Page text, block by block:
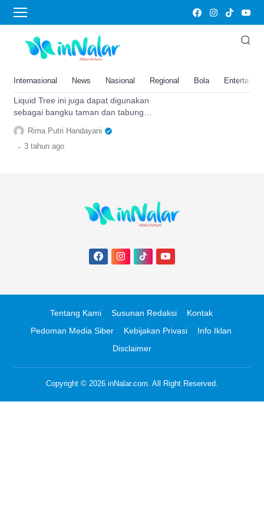
Internasional News Nasional Regional Bola
Liquid Tree
Peneliti Asal Serbia Ciptakan
‘Liquid Tree’ Sebagai Upaya
Penasaran?
Liquid Tree ini juga dapat digunakan
sebagai bangku taman dan tabung
Liquid in juga dapat digunakan untuk
mengecas HP. Simak berikutnya.
Rima Putri Handayani
. 3 tahun ago
Tentang Kami Susunan Redaksi
Kontak
Pedoman Media Siber
Kebijakan Privasi
Info Iklan
Disclaimer
Copyright © 2026 inNalar.com. All Right Reserved.